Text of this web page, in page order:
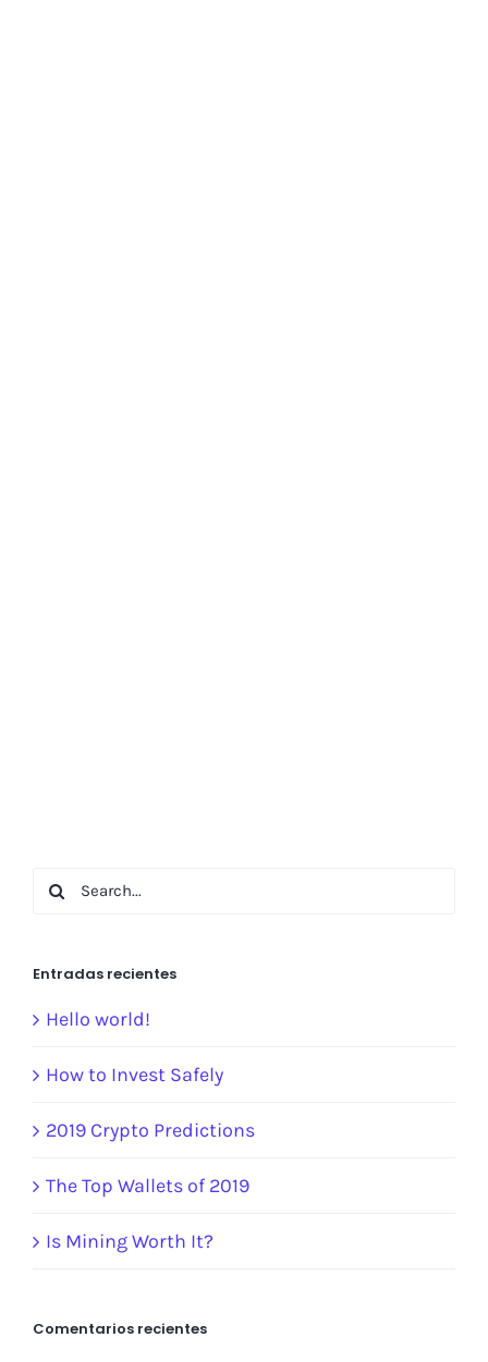
Search
Entradas recientes
Hello world!
How to Invest Safely
2019 Crypto Predictions
The Top Wallets of 2019
Is Mining Worth It?
Comentarios recientes